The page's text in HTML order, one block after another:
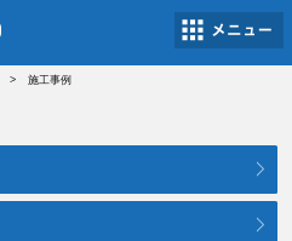
施工事例